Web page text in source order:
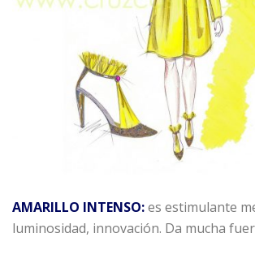
AMARILLO INTENSO:es estimulante
luminosidad, innovación. Da mucha